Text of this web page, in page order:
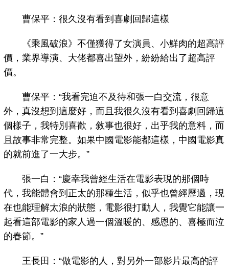
曹保平：很久沒有看到喜劇回歸這樣
《乘風破浪》不僅獲得了女演員、小鮮肉的超高評
價，業界導演、大佬都喜出望外，紛紛給出了超高評
價。
曹保平：“我看完迫不及待和張一白交流，很意
外，真沒想到這麼好，而且我很久沒有看到喜劇回歸這
個樣子，我特別喜歡，敘事也很好，出乎我的意料，而
且故事非常完整。如果中國電影能都這樣，中國電影真
的就前進了一大步。”
張一白：“慶幸我曾經生活在電影表現的那個時
代，我能體會到正太的那種生活，似乎也曾經歷過，現
在也能理解太浪的狀態，電影很打動人，我覺它能讓一
起看這部電影的家人過一個溫暖的、感恩的、喜極而泣
的春節。”
王長田：“做電影的人，對另外一部影片最高的評